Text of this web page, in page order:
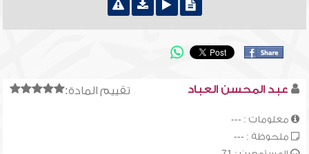
تقييم المادة: عبد المحسن العباد
معلومات : ---
ملحوظة : ---